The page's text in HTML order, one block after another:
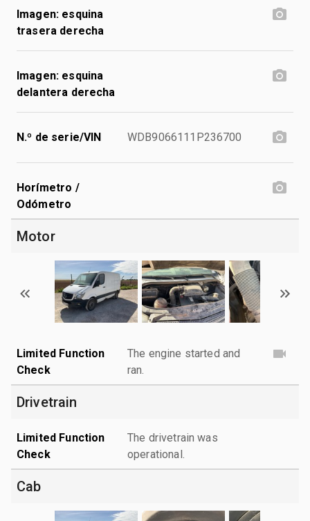
Imagen: esquina
trasera derecha
Imagen: esquina
delantera derecha
N.º de serie/VIN WDB9066111P236700
Horímetro /
Odómetro
Motor
Limited Function
Check
The engine started and
ran.
Drivetrain
Limited Function
Check
The drivetrain was
operational.
Cab